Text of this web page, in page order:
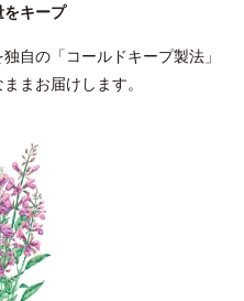
をキープ
自の「コールドキープ製法」
まお届けします。